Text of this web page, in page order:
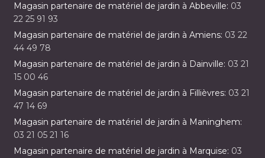
Magasin partenaire de matériel de jardin à Abbeville: 03
22 25 91 93
Magasin partenaire de matériel de jardin à Amiens: 03 22
44 49 78
Magasin partenaire de matériel de jardin à Dainville: 03 21
15 00 46
Magasin partenaire de matériel de jardin à Fillièvres: 03 21
47 14 69
Magasin partenaire de matériel de jardin à Maninghem:
03 21 05 21 16
Magasin partenaire de matériel de jardin à Marquise: 03